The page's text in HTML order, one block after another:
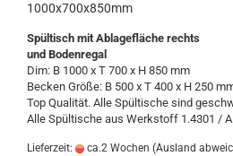
1000x700x850mm
Spültisch mit Ablagefläche rechts
und Bodenregal
Dim: B 1000 x T 700 x H 850 mm
Becken Größe: B 500 x T 400 x H 250
Top Qualität. Alle Spültische sind
Alle Spültische aus Werkstoff 1.4301 /
Lieferzeit: ca.2 Wochen (Ausland